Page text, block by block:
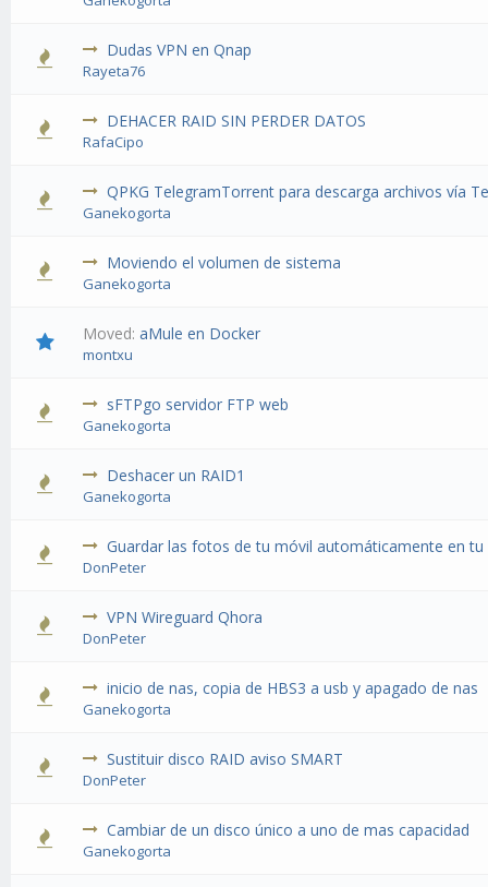
Dudas VPN en Qnap
Rayeta76
DEHACER RAID SIN PERDER DATOS
RafaCipo
QPKG TelegramTorrent para descarga archivos vía
Ganekogorta
Moviendo el volumen de sistema
Ganekogorta
Moved:aMule en Docker
montxu
sFTPgo servidor FTP web
Ganekogorta
Deshacer un RAID1
Ganekogorta
Guardar las fotos de tu móvil automáticamente en tu
DonPeter
VPN Wireguard Qhora
DonPeter
inicio de nas, copia de HBS3 a usb y apagado de nas
Ganekogorta
Sustituir disco RAID aviso SMART
DonPeter
Cambiar de un disco único a uno de mas capacidad
Ganekogorta